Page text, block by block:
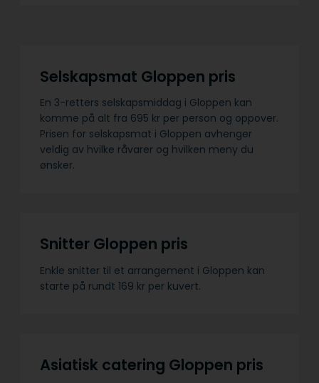
Selskapsmat Gloppen pris
En 3-retters selskapsmiddag i Gloppen kan
komme på alt fra 695 kr per person og oppover.
Prisen for selskapsmat i Gloppen avhenger
veldig av hvilke råvarer og hvilken meny du
ønsker.
Snitter Gloppen pris
Enkle snitter til et arrangement i Gloppen kan
starte på rundt 169 kr per kuvert.
Asiatisk catering Gloppen pris